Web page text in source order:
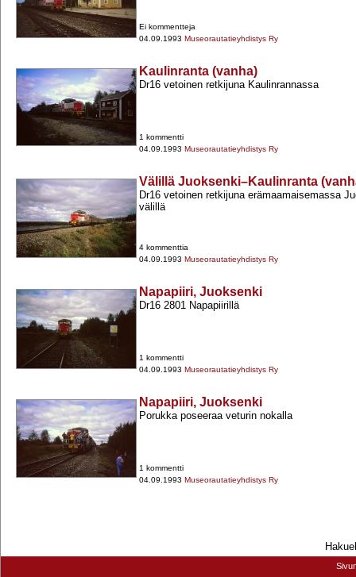
Ei kommentteja
04.09.1993 Museorautatieyhdistys Ry
Kaulinranta (vanha)
Dr16 vetoinen retkijuna Kaulinrannassa
1 kommentti
04.09.1993 Museorautatieyhdistys Ry
Välillä Juoksenki–Kaulinranta
Dr16 vetoinen retkijuna erämaamaisemassa
välillä
4 kommenttia
04.09.1993 Museorautatieyhdistys Ry
Napapiiri, Juoksenki
Dr16 2801 Napapiirillä
1 kommentti
04.09.1993 Museorautatieyhdistys Ry
Napapiiri, Juoksenki
Porukka poseeraa veturin nokalla
1 kommentti
04.09.1993 Museorautatieyhdistys Ry